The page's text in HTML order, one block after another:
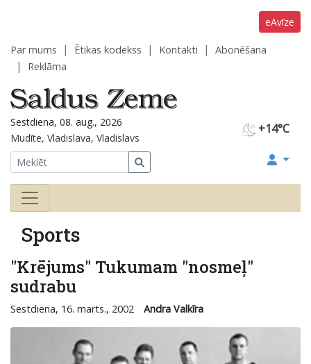
eAvīze
Par mums Ētikas kodekss Kontakti
Abonēšana
Reklāma
+14°C
Sestdiena, 08. aug., 2026
Mudīte, Vladislava, Vladislavs
Sports
"Krējums" Tukumam "nosmeļ"
sudrabu
Sestdiena, 16. marts., 2002 Andra Valkīra